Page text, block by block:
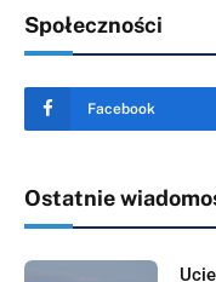
Społeczności
Facebook
Ostatnie